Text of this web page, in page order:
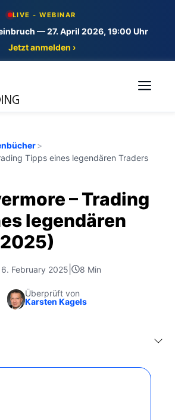
LIVE - WEBINAR
— 27. April 2026, 19:00 Uhr
Jetzt anmelden ›
>
Tipps eines legendären Traders
– Trading
legendären
February 2025 8 Min
Überprüft von
Karsten Kagels